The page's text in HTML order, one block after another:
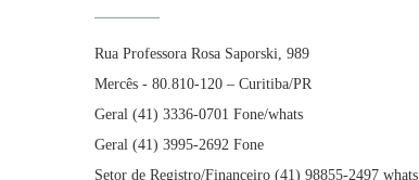
Rua Professora Rosa Saporski, 989
Mercês - 80.810-120 – Curitiba/PR
Geral (41) 3336-0701 Fone/whats
Geral (41) 3995-2692 Fone
Setor de Registro/Financeiro (41) 98855-2497 whats